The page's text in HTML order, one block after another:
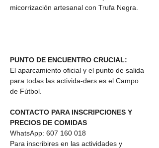
micorrización artesanal con Trufa Negra.
PUNTO DE ENCUENTRO CRUCIAL:
El aparcamiento oficial y el punto de salida
para todas las activida-ders es el Campo
de Fútbol.
CONTACTO PARA INSCRIPCIONES Y
PRECIOS DE COMIDAS
WhatsApp: 607 160 018
Para inscribires en las actividades y